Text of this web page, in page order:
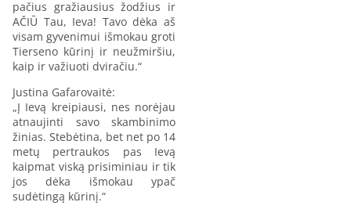
pačius gražiausius žodžius ir
AČIŪ Tau, Ieva! Tavo dėka aš
visam gyvenimui išmokau groti
Tierseno kūrinį ir neužmiršiu,
kaip ir važiuoti dviračiu.“
Justina Gafarovaitė:
„Į Ievą kreipiausi, nes norėjau
atnaujinti savo skambinimo
žinias. Stebėtina, bet net po 14
metų pertraukos pas Ievą
kaipmat viską prisiminiau ir tik
jos dėka išmokau ypač
sudėtingą kūrinį.“